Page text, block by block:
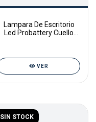
Lampara De Escritorio
Led Probattery Cuello
VER
SIN STOCK